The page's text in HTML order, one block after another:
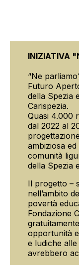
INIZIATIVA
“Ne
Futuro
della Spezia
Carispezia.
Quasi 4.000
dal 2022 al
ambiziosa
comunità
della Spezia
Il progetto –
nell’ambito
povertà
Fondazione
opportunità
e ludiche
avrebbero